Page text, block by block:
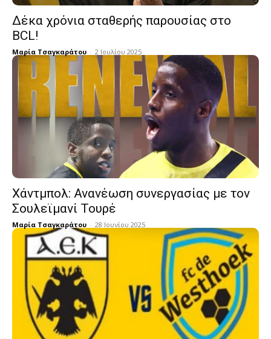
Δέκα χρόνια σταθερής παρουσίας στο
BCL!
Μαρία Τσαγκαράτου - 2 Ιουλίου 2025
Χάντμπολ: Ανανέωση συνεργασίας με τον
Σουλεϊμανί Τουρέ
Μαρία Τσαγκαράτου - 28 Ιουνίου 2025